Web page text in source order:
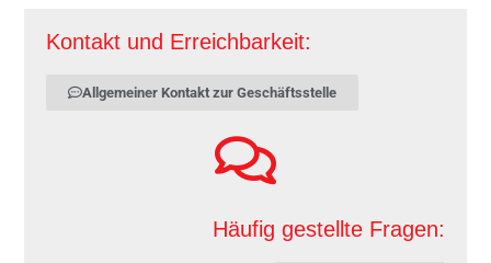
Kontakt und Erreichbarkeit:
Allgemeiner Kontakt zur Geschäftsstelle
Häufig gestellte Fragen: